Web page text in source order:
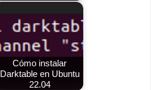
Cómo instalar
Darktable en Ubuntu
22.04